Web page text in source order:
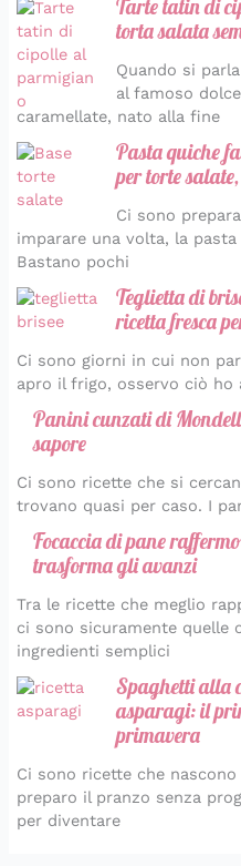
Tarte tatin di
torta salata
Quando si
al famoso
caramellate, nato alla fine
Pasta quiche
per torte
Ci sono
imparare una volta, la
Bastano pochi
Teglietta di
ricetta fresca
Ci sono giorni in cui non
apro il frigo, osservo ciò ho
Panini cunzati di
sapore
Ci sono ricette che si
trovano quasi per caso. I
Focaccia di pane
trasforma gli avanzi
Tra le ricette che meglio
ci sono sicuramente quelle
ingredienti semplici
Spaghetti alla
asparagi: il
primavera
Ci sono ricette che
preparo il pranzo senza
per diventare